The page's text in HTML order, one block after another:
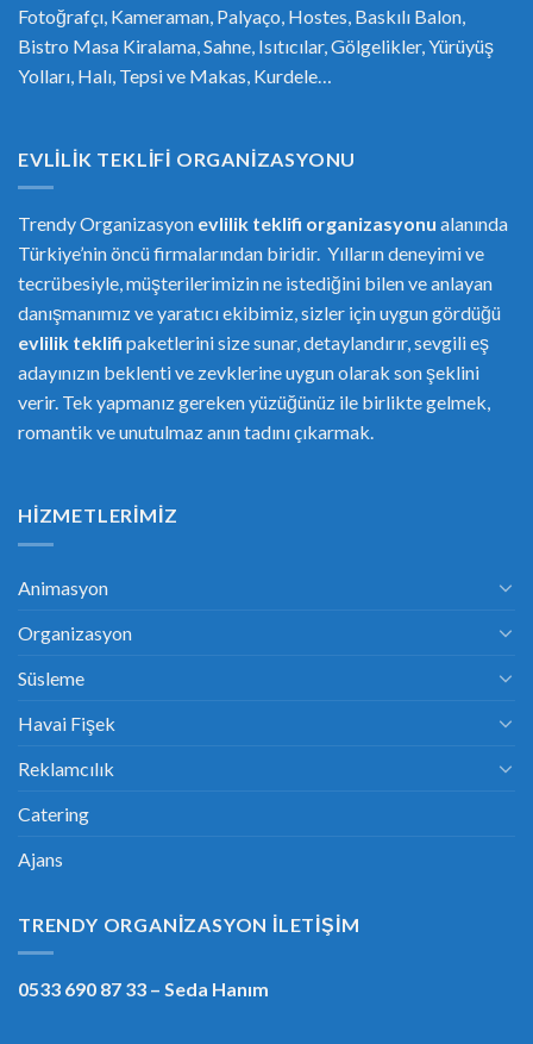
Fotoğrafçı, Kameraman, Palyaço, Hostes, Baskılı Balon,
Bistro Masa Kiralama, Sahne, Isıtıcılar, Gölgelikler, Yürüyüş
Yolları, Halı, Tepsi ve Makas, Kurdele…
EVLILIK TEKLIFI ORGANIZASYONU
Trendy Organizasyon evlilik teklifi organizasyonu alanında
Türkiye’nin öncü firmalarından biridir. Yılların deneyimi ve
tecrübesiyle, müşterilerimizin ne istediğini bilen ve anlayan
danışmanımız ve yaratıcı ekibimiz, sizler için uygun gördüğü
evlilik teklifi paketlerini size sunar, detaylandırır, sevgili eş
adayınızın beklenti ve zevklerine uygun olarak son şeklini
verir. Tek yapmanız gereken yüzüğünüz ile birlikte gelmek,
romantik ve unutulmaz anın tadını çıkarmak.
HIZMETLERIMIZ
Animasyon
Organizasyon
Süsleme
Havai Fişek
Reklamcılık
Catering
Ajans
TRENDY ORGANIZASYON İLETIŞIM
0533 690 87 33 – Seda Hanım